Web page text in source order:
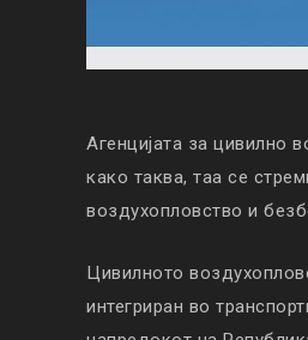
Агенцијата за цивилно
како таква, таа се
воздухопловство и
Цивилното
интегриран во